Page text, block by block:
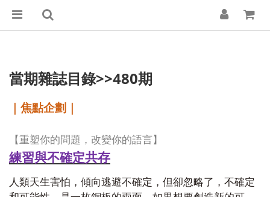
當期雜誌目錄>>480期
｜焦點企劃｜
【重塑你的問題，改變你的語言】
練習與不確定共存
人類天生害怕，傾向逃避不確定，但卻忽略了，不確定